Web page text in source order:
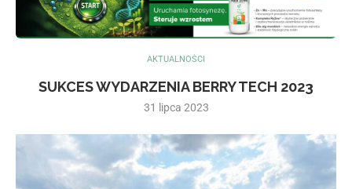
AKTUALNOŚCI
SUKCES WYDARZENIA BERRY TECH 2023
31 lipca 2023